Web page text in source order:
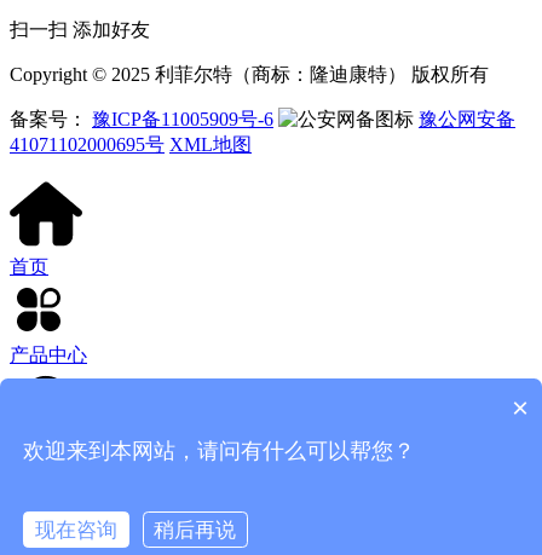
扫一扫 添加好友
Copyright © 2025 利菲尔特（商标：隆迪康特） 版权所有
备案号： 豫ICP备11005909号-6
豫公网安备
41071102000695号 XML地图
首页
产品中心
客服电话
×
欢迎来到本网站，请问有什么可以帮您？
现在咨询 稍后再说